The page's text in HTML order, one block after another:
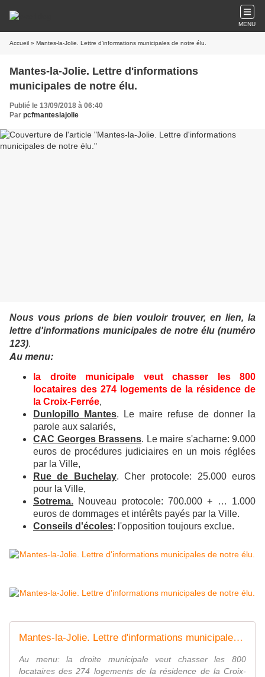
MENU
Accueil » Mantes-la-Jolie. Lettre d'informations municipales de notre élu.
Mantes-la-Jolie. Lettre d'informations
municipales de notre élu.
Publié le 13/09/2018 à 06:40
Par pcfmanteslajolie
Nous vous prions de bien vouloir trouver, en lien, la
lettre d'informations municipales de notre élu (numéro
123).
Au menu:
la droite municipale veut chasser les 800
locataires des 274 logements de la résidence de
la Croix-Ferrée,
Dunlopillo Mantes. Le maire refuse de donner la
parole aux salariés,
CAC Georges Brassens. Le maire s'acharne: 9.000
euros de procédures judiciaires en un mois réglées
par la Ville,
Rue de Buchelay. Cher protocole: 25.000 euros
pour la Ville,
Sotrema. Nouveau protocole: 700.000 + … 1.000
euros de dommages et intérêts payés par la Ville.
Conseils d'écoles: l'opposition toujours exclue.
Mantes-la-Jolie. Lettre d'informations municipales numéro 123. - Le blog de Marc Jammet, conseiller municipal PCF de Mantes la Jolie
Au menu: la droite municipale veut chasser les 800
locataires des 274 logements de la résidence de la Croix-